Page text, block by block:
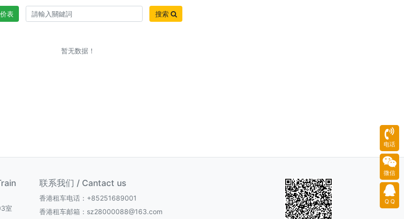
表 搜索
暂无数据！
室
联系我们 / Cantact us
香港租车电话：+85251689001
香港租车邮箱：sz28000088@163.com
电话
微信
Q Q